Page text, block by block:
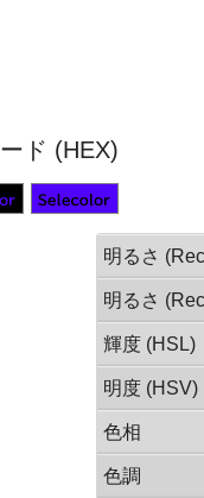
ド (HEX)
明るさ
明るさ
輝度 (HSL)
明度 (HSV)
色相
色調